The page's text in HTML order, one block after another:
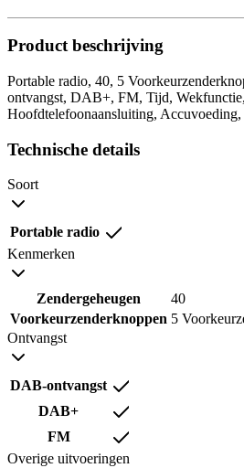
Product beschrijving
Portable radio, 40, 5
ontvangst, DAB+, FM, Tijd,
Hoofdtelefoonaansluiting,
Technische details
Soort
Portable radio
Kenmerken
Zendergeheugen
40
Voorkeurzenderknoppen 5
Ontvangst
DAB-ontvangst
DAB+
FM
Overige uitvoeringen